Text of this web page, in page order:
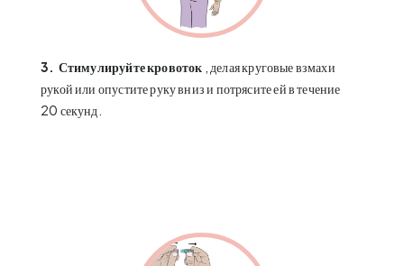
3. Стимулируйте кровоток , делая круговые взмахи
рукой или опустите руку вниз и потрясите ей в течение
20 секунд.